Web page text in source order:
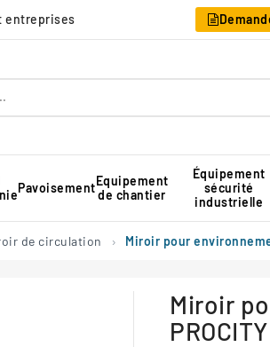
entreprises
PavoisementEquipement
de chantier
Équipement
sécurité
industrielle
de circulation Miroir pour
Miroir
PROCITY